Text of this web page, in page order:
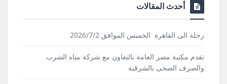
أحدث المقالات
رحلة الى القاهرة الخميس الموافق 2026/7/2
تقدم مكتبة مصر العامة بالتعاون مع شركة مياه الشرب
والصرف الصحى بالشرقية